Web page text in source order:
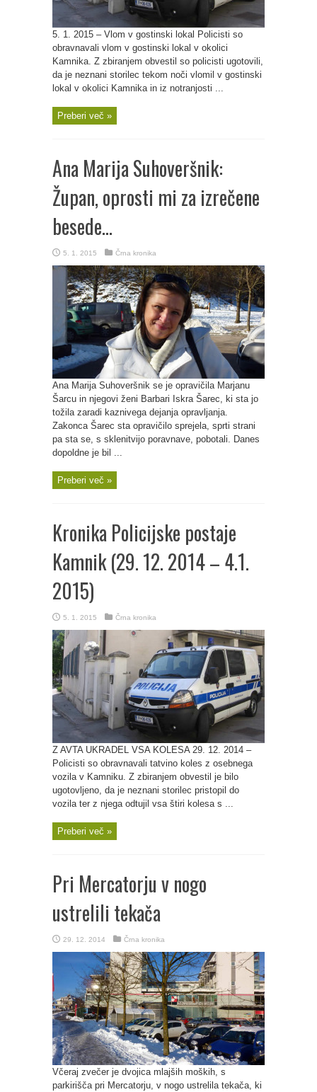
5. 1. 2015 – Vlom v gostinski lokal Policisti so
obravnavali vlom v gostinski lokal v okolici
Kamnika. Z zbiranjem obvestil so policisti ugotovili,
da je neznani storilec tekom noči vlomil v gostinski
lokal v okolici Kamnika in iz notranjosti ...
Preberi več »
Ana Marija Suhoveršnik:
Župan, oprosti mi za izrečene
besede…
5. 1. 2015 Črna kronika
Ana Marija Suhoveršnik se je opravičila Marjanu
Šarcu in njegovi ženi Barbari Iskra Šarec, ki sta jo
tožila zaradi kaznivega dejanja opravljanja.
Zakonca Šarec sta opravičilo sprejela, sprti strani
pa sta se, s sklenitvijo poravnave, pobotali. Danes
dopoldne je bil ...
Preberi več »
Kronika Policijske postaje
Kamnik (29. 12. 2014 – 4.1.
2015)
5. 1. 2015 Črna kronika
Z AVTA UKRADEL VSA KOLESA 29. 12. 2014 –
Policisti so obravnavali tatvino koles z osebnega
vozila v Kamniku. Z zbiranjem obvestil je bilo
ugotovljeno, da je neznani storilec pristopil do
vozila ter z njega odtujil vsa štiri kolesa s ...
Preberi več »
Pri Mercatorju v nogo
ustrelili tekača
29. 12. 2014 Črna kronika
Včeraj zvečer je dvojica mlajših moških, s
parkirišča pri Mercatorju, v nogo ustrelila tekača, ki